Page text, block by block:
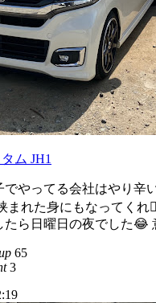
ム JH1
でやってる会社はやり辛
まれた身にもなってくれ
たら日曜日の夜でした😂
65
3